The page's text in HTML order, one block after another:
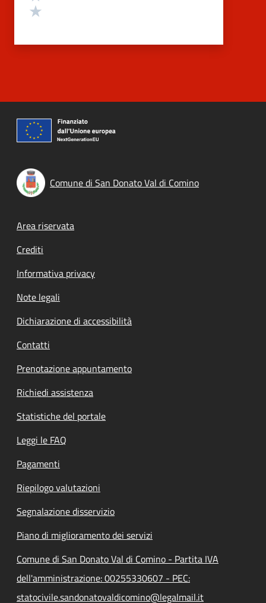
Comune di San Donato Val di Comino
Footer menu
Area riservata
Crediti
Informativa privacy
Note legali
Dichiarazione di accessibilità
Contatti
Prenotazione appuntamento
Richiedi assistenza
Statistiche del portale
Leggi le FAQ
Pagamenti
Riepilogo valutazioni
Segnalazione disservizio
Piano di miglioramento dei servizi
Comune di San Donato Val di Comino - Partita IVA
dell'amministrazione: 00255330607 - PEC:
statocivile.sandonatovaldicomino@legalmail.it